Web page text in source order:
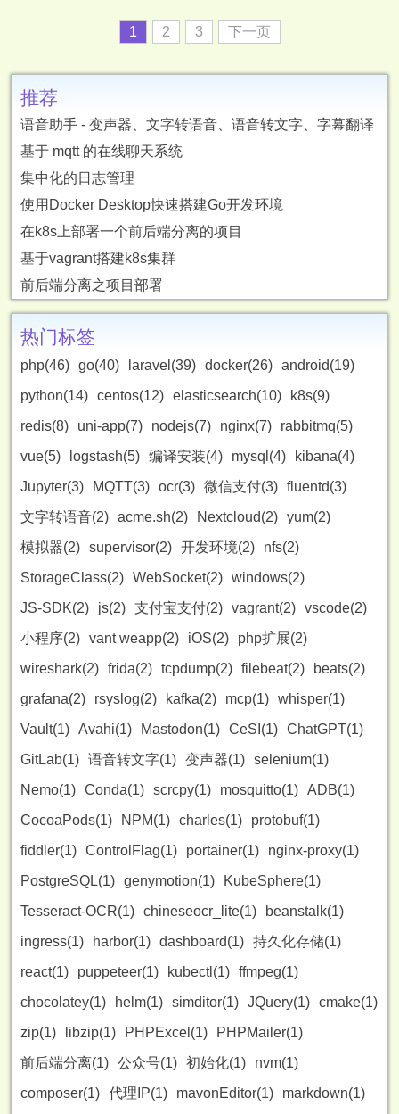
1 2 3 下一页
推荐
语音助手 - 变声器、文字转语音、语音转文字、字幕翻译
基于 mqtt 的在线聊天系统
集中化的日志管理
使用Docker Desktop快速搭建Go开发环境
在k8s上部署一个前后端分离的项目
基于vagrant搭建k8s集群
前后端分离之项目部署
热门标签
php(46) go(40) laravel(39) docker(26) android(19)
python(14) centos(12) elasticsearch(10)
k8s(9)
redis(8)
uni-app(7) nodejs(7) nginx(7)
rabbitmq(5)
vue(5)
logstash(5) 编译安装(4) mysql(4)
kibana(4)
Jupyter(3)
MQTT(3) ocr(3) 微信支付(3) fluentd(3)
文字转语音(2) acme.sh(2) Nextcloud(2) yum(2)
模拟器(2) supervisor(2) 开发环境(2)
nfs(2)
StorageClass(2) WebSocket(2) windows(2)
JS-SDK(2)
js(2) 支付宝支付(2) vagrant(2) vscode(2)
小程序(2) vant weapp(2) iOS(2)
php扩展(2)
wireshark(2) frida(2) tcpdump(2) filebeat(2)
beats(2)
grafana(2)
rsyslog(2) kafka(2) mcp(1) whisper(1)
Vault(1) Avahi(1) Mastodon(1) CeSI(1) ChatGPT(1)
GitLab(1) 语音转文字(1) 变声器(1) selenium(1)
Nemo(1) Conda(1) scrcpy(1) mosquitto(1) ADB(1)
CocoaPods(1)
NPM(1) charles(1)
protobuf(1)
fiddler(1) ControlFlag(1) portainer(1)
nginx-proxy(1)
PostgreSQL(1) genymotion(1)
KubeSphere(1)
Tesseract-OCR(1) chineseocr_lite(1)
beanstalk(1)
ingress(1)
harbor(1) dashboard(1) 持久化存储(1)
react(1)
puppeteer(1) kubectl(1) ffmpeg(1)
chocolatey(1)
helm(1) simditor(1) JQuery(1) cmake(1)
zip(1)
libzip(1) PHPExcel(1)
PHPMailer(1)
前后端分离(1) 公众号(1) 初始化(1)
nvm(1)
composer(1) 代理IP(1) mavonEditor(1) markdown(1)